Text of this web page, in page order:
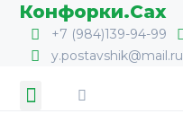
Перейти
содержимому
Конфорки.Сах
+7 (984)139-94-99
y.postavshik@mail.ru
MenuSearch